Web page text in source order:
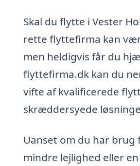
Skal du flytte i Vester
rette flyttefirma kan
men heldigvis får du
flyttefirma.dk kan du
vifte af kvalificerede
skræddersyede
Uanset om du har
mindre lejlighed eller